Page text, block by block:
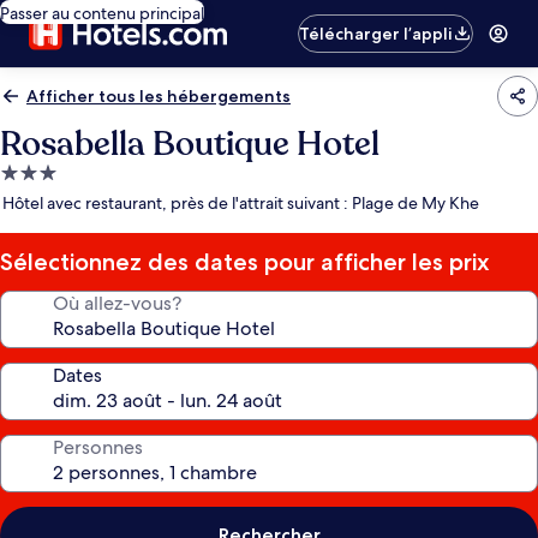
Passer au contenu principal
Télécharger l’appli
Afficher tous les hébergements
Rosabella Boutique Hotel
Hébergement
3.0 étoiles
Hôtel avec restaurant, près de l'attrait suivant : Plage de My Khe
Sélectionnez des dates pour afficher les prix
Où allez-vous?
Dates
Personnes